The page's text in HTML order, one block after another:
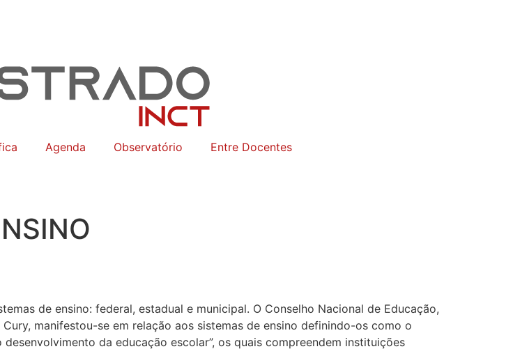
Agenda Observatório Entre Docentes
de ensino: federal, estadual e municipal. O Conselho Nacional de Educação,
manifestou-se em relação aos sistemas de ensino definindo-os como o
da educação escolar”, os quais compreendem instituições